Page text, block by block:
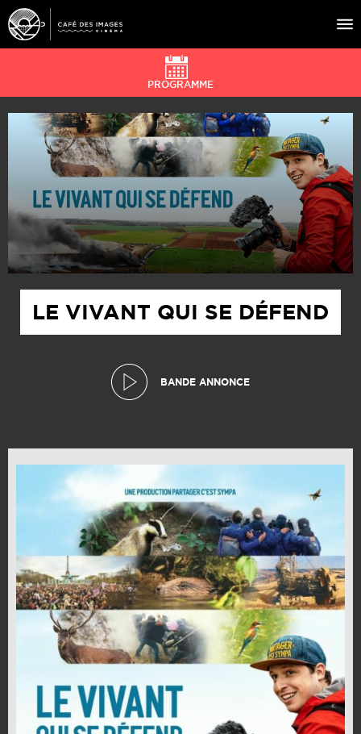
À L’AFFICHE
ÉVÉNEMENTS
CAFÉ DU CINÉ
PRATIQUE
ÉDUCATION AUX IMAGES
LE VIVANT QUI SE DÉFEND
BANDE ANNONCE
PROGRAMME